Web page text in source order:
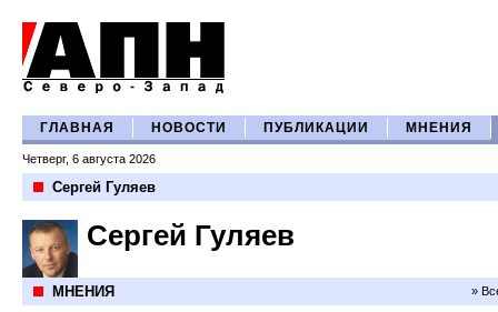
ГЛАВНАЯ НОВОСТИ ПУБЛИКАЦИИ МНЕНИЯ
Четверг, 6 августа 2026
Сергей Гуляев
Сергей Гуляев
МНЕНИЯ »